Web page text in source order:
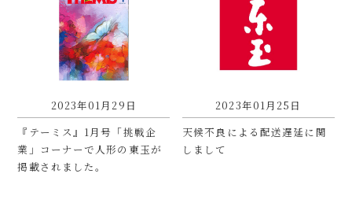
2023年01月29日
『テーミス』1月号「挑戦企
業」コーナーで人形の東玉が
掲載されました。
2023年01月25日
天候不良による配送遅延に関
しまして